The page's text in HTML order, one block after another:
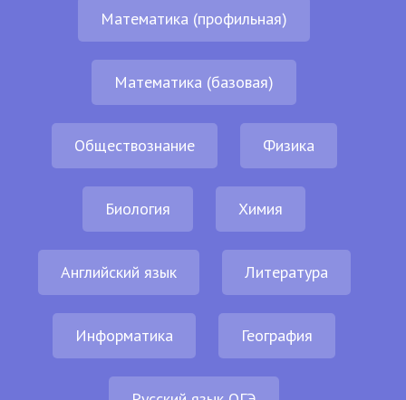
Математика (профильная)
Математика (базовая)
Обществознание Физика
Биология Химия
Английский язык Литература
Информатика География